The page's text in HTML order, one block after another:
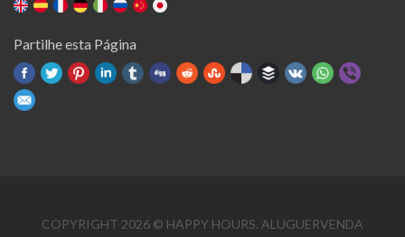
Partilhe esta Página
COPYRIGHT 2026 © HAPPY HOURS. ALUGUERVENDA